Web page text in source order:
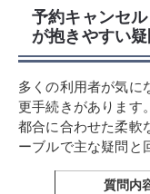
予約キャンセ
が抱きやすい
多くの利用者が気に
更手続きがあります
都合に合わせた柔軟
ーブルで主な疑問と
質問内